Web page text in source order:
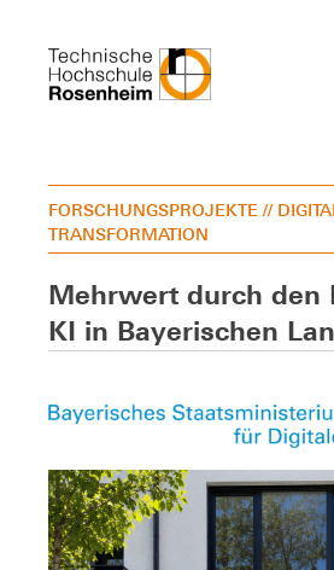
FORSCHUNGSPROJEKTE //
TRANSFORMATION
Mehrwert durch den
KI in Bayerischen